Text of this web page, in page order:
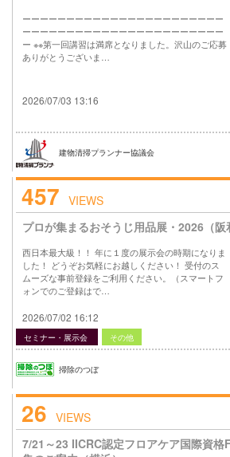
ーーーーーーーーーーーーーーーーーーーーーーー
ーーーーーーーーーーーーーーーーーーーーーーー
ー ※※第一回講習は満席となりました。沢山のご応募
ありがとうございま…
2026/07/03 13:16
建物清掃プランナー協議会
457 VIEWS
プロが集まるおそうじ用品展・2026（
西日本最大級！！ 年に１度の展示会の時期になりま
した！ どうぞお気軽にお越しください！ 受付のス
ムーズな事前登録をご利用ください。（スマートフ
ォンでのご登録はで…
2026/07/02 16:12
セミナー・展示会 その他
掃除のつぼ
26 VIEWS
7/21～23 IICRC認定フロアケア国際資格